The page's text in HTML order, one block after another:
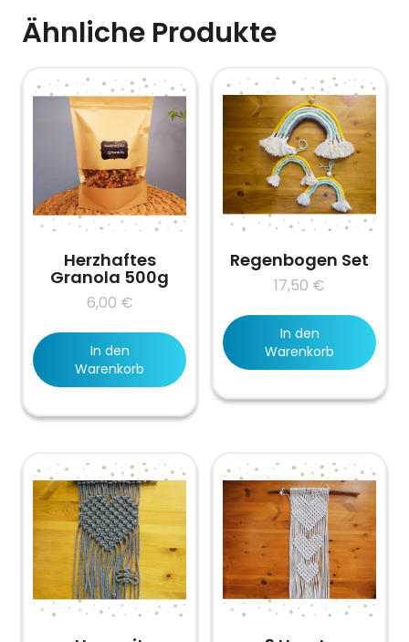
Ähnliche Produkte
Herzhaftes
Granola 500g
6,00 €
In den
Warenkorb
Regenbogen Set
17,50 €
In den
Warenkorb